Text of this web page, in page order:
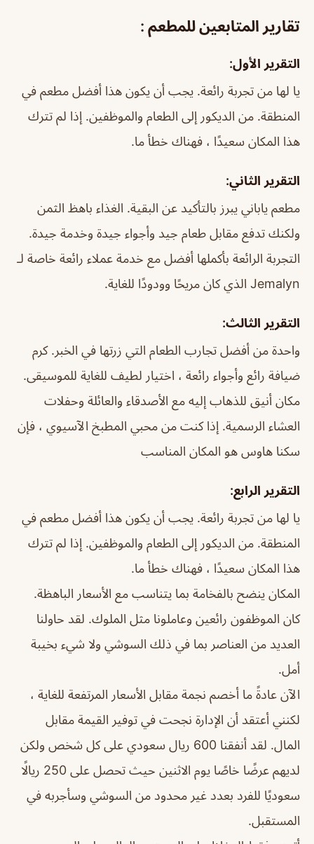
تقارير المتابعين للمطعم :
التقرير الأول:
يا لها من تجربة رائعة. يجب أن يكون هذا أفضل مطعم في
المنطقة. من الديكور إلى الطعام والموظفين. إذا لم تترك
هذا المكان سعيدًا ، فهناك خطأ ما.
التقرير الثاني:
مطعم ياباني يبرز بالتأكيد عن البقية. الغذاء باهظ الثمن
ولكنك تدفع مقابل طعام جيد وأجواء جيدة وخدمة جيدة.
التجربة الرائعة بأكملها أفضل مع خدمة عملاء رائعة خاصة لـ
Jemalyn الذي كان مريحًا وودودًا للغاية.
التقرير الثالث:
واحدة من أفضل تجارب الطعام التي زرتها في الخبر. كرم
ضيافة رائع وأجواء رائعة ، اختيار لطيف للغاية للموسيقى.
مكان أنيق للذهاب إليه مع الأصدقاء والعائلة وحفلات
العشاء الرسمية. إذا كنت من محبي المطبخ الآسيوي ، فإن
سكنا هاوس هو المكان المناسب
التقرير الرابع:
يا لها من تجربة رائعة. يجب أن يكون هذا أفضل مطعم في
المنطقة. من الديكور إلى الطعام والموظفين. إذا لم تترك
هذا المكان سعيدًا ، فهناك خطأ ما.
المكان ينضح بالفخامة بما يتناسب مع الأسعار الباهظة.
كان الموظفون رائعين وعاملونا مثل الملوك. لقد حاولنا
العديد من العناصر بما في ذلك السوشي ولا شيء بخيبة
أمل.
الآن عادةً ما أخصم نجمة مقابل الأسعار المرتفعة للغاية ،
لكنني أعتقد أن الإدارة نجحت في توفير القيمة مقابل
المال. لقد أنفقنا 600 ريال سعودي على كل شخص ولكن
لديهم عرضًا خاصًا يوم الاثنين حيث تحصل على 250 ريالًا
سعوديًا للفرد بعدد غير محدود من السوشي وسأجربه في
المستقبل.